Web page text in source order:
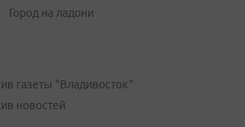
Город на ладони
газеты "Владивосток"
новостей